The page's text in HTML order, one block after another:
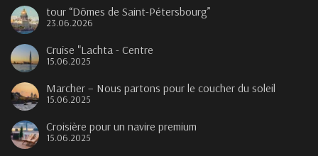
tour “Dômes de Saint-Pétersbourg”
23.06.2026
Cruise "Lachta - Centre
15.06.2025
Marcher – Nous partons pour le coucher du soleil
15.06.2025
Croisière pour un navire premium
15.06.2025